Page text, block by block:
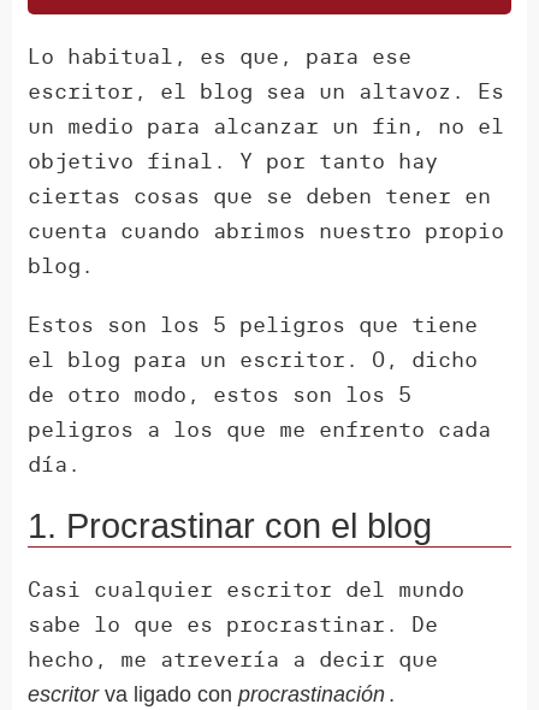
Lo habitual, es que, para ese
escritor, el blog sea un altavoz. Es
un medio para alcanzar un fin, no el
objetivo final. Y por tanto hay
ciertas cosas que se deben tener en
cuenta cuando abrimos nuestro propio
blog.
Estos son los 5 peligros que tiene
el blog para un escritor. O, dicho
de otro modo, estos son los 5
peligros a los que me enfrento cada
día.
1. Procrastinar con el blog
Casi cualquier escritor del mundo
sabe lo que es procrastinar. De
hecho, me atrevería a decir que
escritorva ligado conprocrastinación .